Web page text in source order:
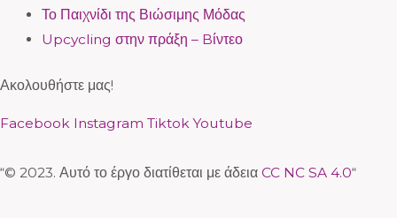
Το Παιχνίδι της Βιώσιμης Μόδας
Upcycling στην πράξη – Bίντεο
Ακολουθήστε μας!
Facebook Instagram Tiktok Youtube
“© 2023. Αυτό το έργο διατίθεται με άδεια CC NC SA 4.0“